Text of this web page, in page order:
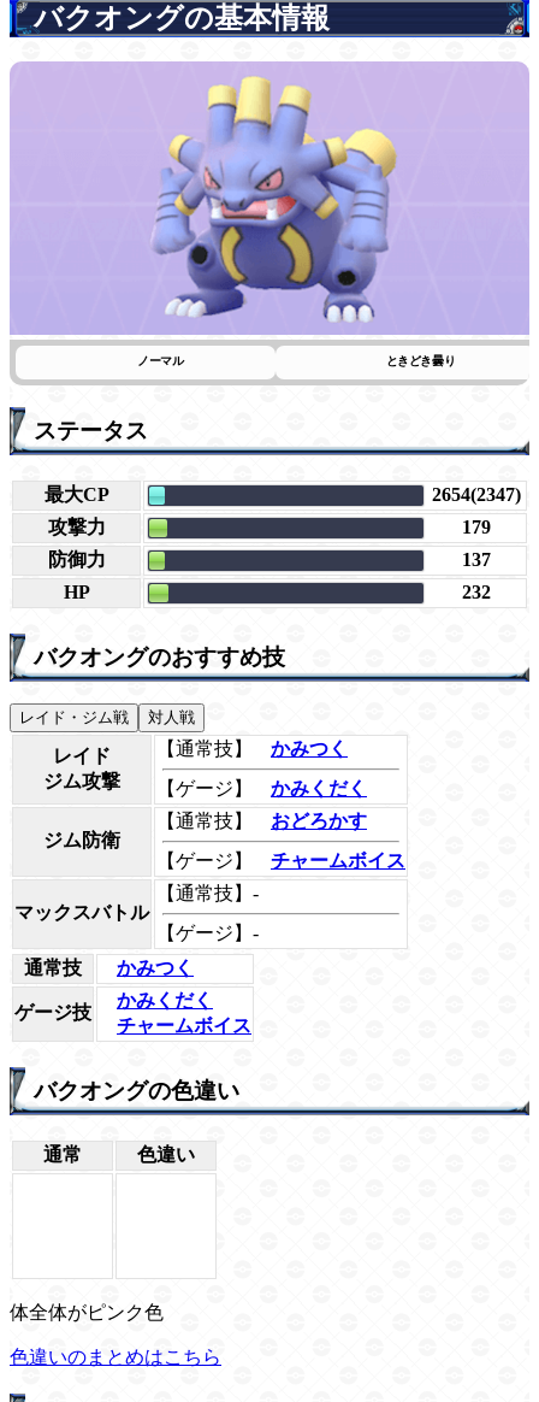
バクオングの基本情報
ノーマル ときどき曇り
ステータス
最大CP
2654(2347)
攻撃力
179
防御力
137
HP
232
バクオングのおすすめ技
レイド・ジム戦 対人戦
レイド
ジム攻撃
【通常技】
かみつく
【ゲージ】
かみくだく
ジム防衛
【通常技】
おどろかす
【ゲージ】
チャームボイス
マックスバトル
【通常技】-
【ゲージ】-
通常技
かみつく
ゲージ技
かみくだく
チャームボイス
バクオングの色違い
通常 色違い
体全体がピンク色
色違いのまとめはこちら